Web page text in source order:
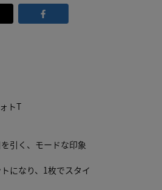
トT
引く、モードな印象
になり、1枚でスタイ